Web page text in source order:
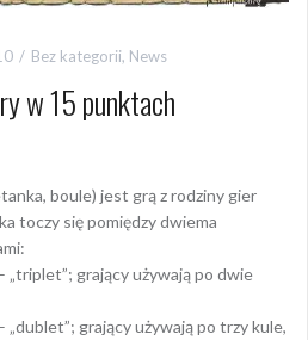
Bez kategorii, News
w 15 punktach
boule) jest grą z rodziny gier
toczy się pomiędzy dwiema
„triplet”; grający używają po dwie
„dublet”; grający używają po trzy kule,